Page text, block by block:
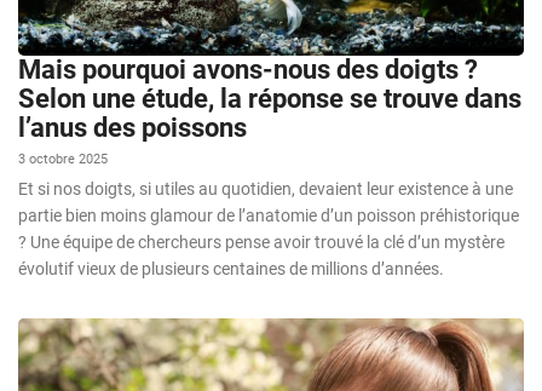
Mais pourquoi avons-nous des doigts ?
Selon une étude, la réponse se trouve dans
l’anus des poissons
3 octobre 2025
Et si nos doigts, si utiles au quotidien, devaient leur existence à une
partie bien moins glamour de l’anatomie d’un poisson préhistorique
? Une équipe de chercheurs pense avoir trouvé la clé d’un mystère
évolutif vieux de plusieurs centaines de millions d’années.